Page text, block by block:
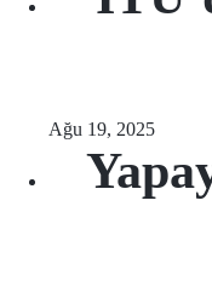
Ağu 19, 2025